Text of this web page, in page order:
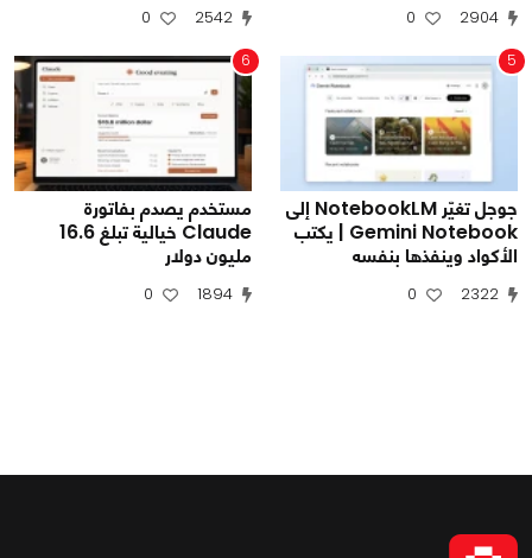
2904
0
2542
0
5
جوجل تغيّر NotebookLM إلى
Gemini Notebook | يكتب
الأكواد وينفذها بنفسه
2322
0
6
مستخدم يصدم بفاتورة
Claude خيالية تبلغ 16.6
مليون دولار
1894
0